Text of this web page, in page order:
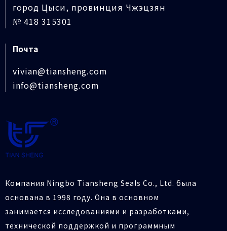
город Цыси, провинция Чжэцзян
№ 418 315301
Почта
vivian@tiansheng.com
info@tiansheng.com
Компания Ningbo Tiansheng Seals Co., Ltd. была
основана в 1998 году. Она в основном
занимается исследованиями и разработками,
технической поддержкой и программным